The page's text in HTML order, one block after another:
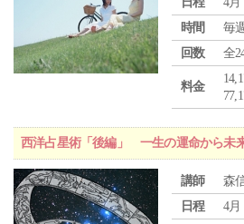
時間
毎
回数
全
料金
西洋占星術「後編」 一生の運命から未
講師
森
日程
4月